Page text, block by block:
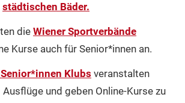
städtischen Bäder.
die Wiener Sportverbände
Kurse auch für Senior*innen an.
Klubs veranstalten
und geben Online-Kurse zu